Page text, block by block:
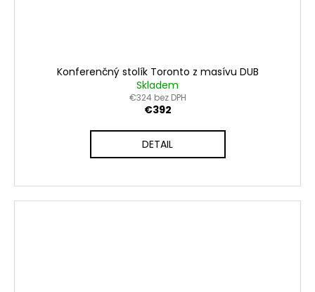
Konferenčný stolík Toronto z masívu DUB
Skladem
€324 bez DPH
€392
DETAIL